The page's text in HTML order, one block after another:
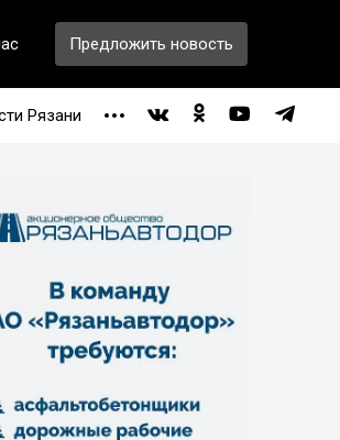
Предложить новость
Рязани